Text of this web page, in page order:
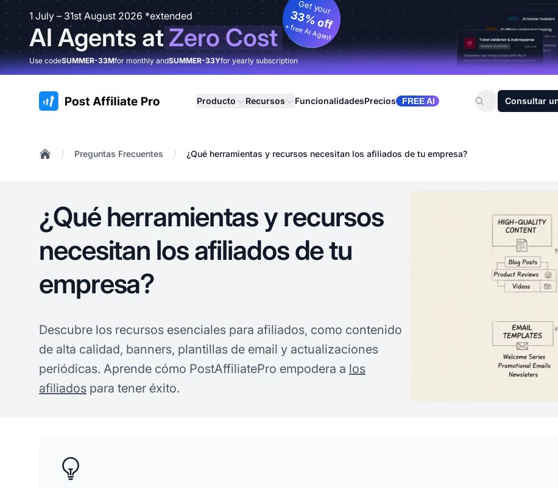
1 July – 31st August 2026 *extended
AI Agents atZero Cost
Get your
33% off
+ free AI Agent
Use codeSUMMER-33Mfor monthly andSUMMER-33Yfor yearly subscription
:site.title Producto Recursos FuncionalidadesPrecios FREE AI Consultar
/ Preguntas Frecuentes / ¿Qué herramientas y recursos necesitan los afiliados de tu empresa?
¿Qué herramientas y recursos
necesitan los afiliados de tu
empresa?
Descubre los recursos esenciales para afiliados, como contenido
de alta calidad, banners, plantillas de email y actualizaciones
periódicas. Aprende cómo PostAffiliatePro empodera a los
afiliados para tener éxito.